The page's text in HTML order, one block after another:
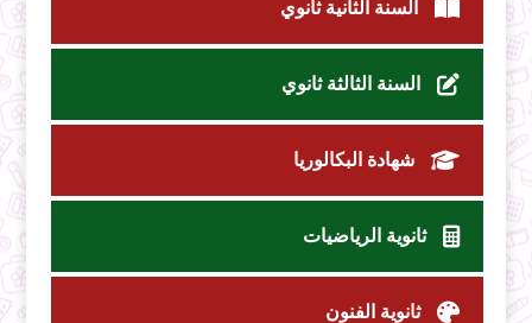
السنة الثانية ثانوي
السنة الثالثة ثانوي
شهادة البكالوريا
ثانوية الرياضيات
ثانوية الفنون